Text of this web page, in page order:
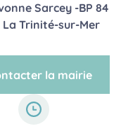
Adresse postale
Sarcey -BP 84
La Trinité-sur-Mer
la mairie